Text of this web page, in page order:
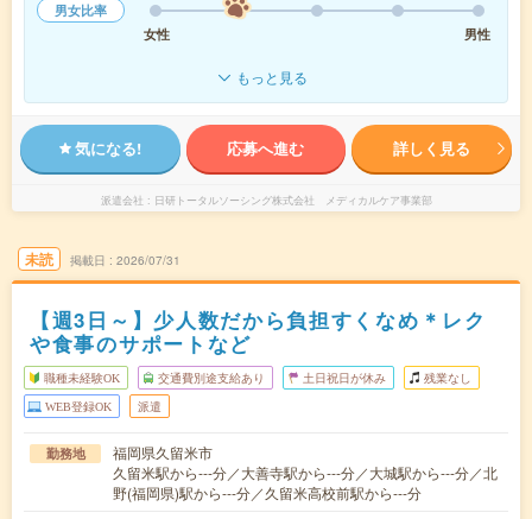
男女比率
女性
男性
もっと見る
気になる! 応募へ進む 詳しく見る
派遣会社 日研トータルソーシング株式会社 メディカルケア事業部
未読 掲載日 2026/07/31
【週3日～】少人数だから負担すくなめ＊レク
や食事のサポートなど
職種未経験OK 交通費別途支給あり 土日祝日が休み 残業なし
WEB登録OK 派遣
勤務地
福岡県久留米市
久留米駅から---分／大善寺駅から---分／大城駅から---分／北
野(福岡県)駅から---分／久留米高校前駅から---分